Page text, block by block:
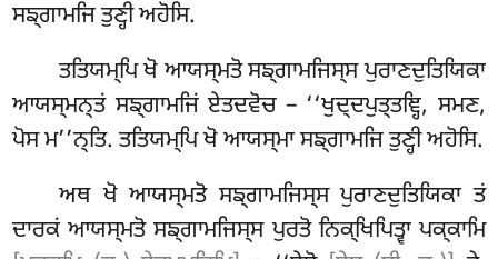
ਸਙ੍ਗਾਮਜਿ ਤੁਣ੍ਹੀ ਅਹੋਸਿ.
ਤਤਿਯਮ੍ਪਿਖੋ ਆਯਸ੍ਮਤੋ ਸਙ੍ਗਾਮਜਿਸ੍ਸ ਪੁਰਾਣਦੁਤਿਯਿਕਾ
ਆਯਸ੍ਮਨ੍ਤਂ ਸਙ੍ਗਾਮਜਿਂ ਏਤਦਵੋਚ – ‘‘ਖੁਦ੍ਦਪੁਤ੍ਤਞ੍ਹਿ, ਸਮਣ,
ਪੋਸ ਮ’’ਨ੍ਤਿ. ਤਤਿਯਮ੍ਪਿ ਖੋ ਆਯਸ੍ਮਾ ਸਙ੍ਗਾਮਜਿ ਤੁਣ੍ਹੀ ਅਹੋਸਿ.
ਅਥ ਖੋ ਆਯਸ੍ਮਤੋ ਸਙ੍ਗਾਮਜਿਸ੍ਸ ਪੁਰਾਣਦੁਤਿਯਿਕਾ ਤਂ
ਦਾਰਕਂ ਆਯਸ੍ਮਤੋ ਸਙ੍ਗਾਮਜਿਸ੍ਸ ਪੁਰਤੋ ਨਿਕ੍ਖਿਪਿਤ੍ਵਾ ਪਕ੍ਕਾਮਿ